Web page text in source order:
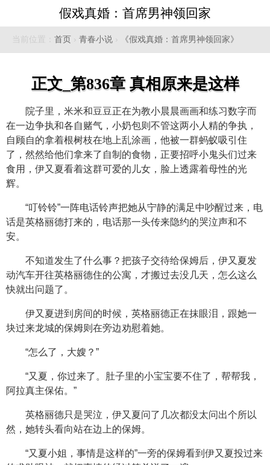
假戏真婚：首席男神领回家
当前位置： 首页 › 青春小说 › 《假戏真婚：首席男神领回家》
正文_第836章 真相原来是这样
院子里，米米和豆豆正在为教小晨晨画画和练习数字而
在一边争执和各自赌气，小奶包则不管这两小人精的争执，
自顾自的拿着根树枝在地上乱涂画，他被一群蚂蚁吸引住
了，然然给他们拿来了自制的食物，正要招呼小鬼头们过来
食用，伊又夏看着这群可爱的儿女，脸上透露着母性的光
辉。
“叮铃铃”一阵电话铃声把她从宁静的满足中吵醒过来，电
话是英格丽德打来的，电话那一头传来隐约的哭泣声和不
安。
不知道发生了什么事？把孩子交待给保姆后，伊又夏发
动汽车开往英格丽德住的公寓，才搬过去没几天，怎么这么
快就出问题了。
伊又夏进到房间的时候，英格丽德正在抹眼泪，跟她一
块过来龙城的保姆则在旁边劝慰着她。
“怎么了，大嫂？”
“又夏，你过来了。肚子里的小宝宝要不住了，帮帮我，
阿拉真主保佑。”
英格丽德只是哭泣，伊又夏问了几次都没太问出个所以
然，她转头看向站在边上的保姆。
“又夏小姐，事情是这样的”一旁的保姆看到伊又夏投过来